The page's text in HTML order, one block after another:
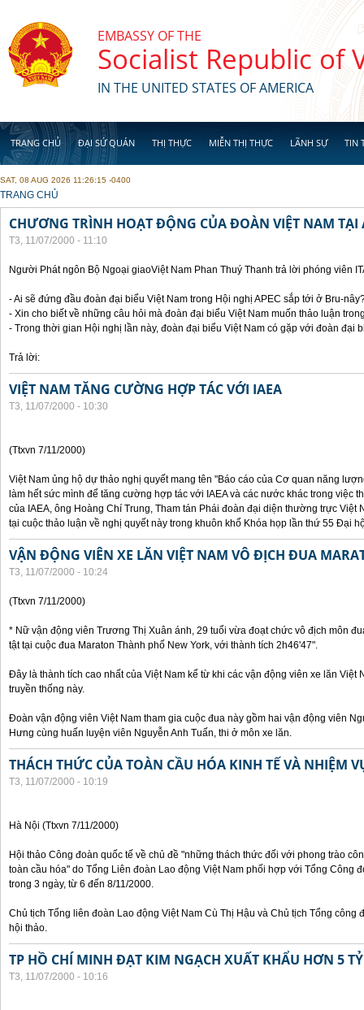
EMBASSY OF THE
Socialist Republic of
IN THE UNITED STATES OF AMERICA
TRANG CHỦ ĐẠI SỨ QUÁN THỊ THỰC MIỄN THỊ THỰC LÃNH SỰ TIN
SAT, 08 AUG 2026 11:26:15 -0400
YOU ARE HERE
TRANG CHỦ
CHƯƠNG TRÌNH HOẠT ĐỘNG CỦA ĐOÀN VIỆT NAM TẠI
T3, 11/07/2000 - 11:10
Người Phát ngôn Bộ Ngoại giaoViệt Nam Phan Thuý Thanh trả lời phóng viên
- Ai sẽ đứng đầu đoàn đại biểu Việt Nam trong Hội nghị APEC sắp tới ở Bru-
- Xin cho biết về những câu hỏi mà đoàn đại biểu Việt Nam muốn thảo luận
- Trong thời gian Hội nghị lần này, đoàn đại biểu Việt Nam có gặp với đoàn đại
Trả lời:
VIỆT NAM TĂNG CƯỜNG HỢP TÁC VỚI IAEA
T3, 11/07/2000 - 10:30
(Ttxvn 7/11/2000)
Việt Nam ủng hộ dự thảo nghị quyết mang tên "Báo cáo của Cơ quan năng
làm hết sức mình để tăng cường hợp tác với IAEA và các nước khác trong việc
của IAEA, ông Hoàng Chí Trung, Tham tán Phái đoàn đại diện thường trực Việt
tại cuộc thảo luận về nghị quyết này trong khuôn khổ Khóa họp lần thứ 55 Đại
VẬN ĐỘNG VIÊN XE LĂN VIỆT NAM VÔ ĐỊCH ĐUA
T3, 11/07/2000 - 10:24
(Ttxvn 7/11/2000)
* Nữ vận động viên Trương Thị Xuân ánh, 29 tuổi vừa đoạt chức vô địch môn
tật tại cuộc đua Maraton Thành phố New York, với thành tích 2h46'47".
Đây là thành tích cao nhất của Việt Nam kể từ khi các vận động viên xe lăn Việt
truyền thống này.
Đoàn vận động viên Việt Nam tham gia cuộc đua này gồm hai vận động viên
Hưng cùng huấn luyện viên Nguyễn Anh Tuấn, thi ở môn xe lăn.
THÁCH THỨC CỦA TOÀN CẦU HÓA KINH TẾ VÀ NHIỆM
T3, 11/07/2000 - 10:19
Hà Nội (Ttxvn 7/11/2000)
Hội thảo Công đoàn quốc tế về chủ đề "những thách thức đối với phong trào
toàn cầu hóa" do Tổng Liên đoàn Lao động Việt Nam phối hợp với Tổng Công
trong 3 ngày, từ 6 đến 8/11/2000.
Chủ tịch Tổng liên đoàn Lao động Việt Nam Cù Thị Hậu và Chủ tịch Tổng công
hội thảo.
TP HỒ CHÍ MINH ĐẠT KIM NGẠCH XUẤT KHẨU HƠN 5
T3, 11/07/2000 - 10:16